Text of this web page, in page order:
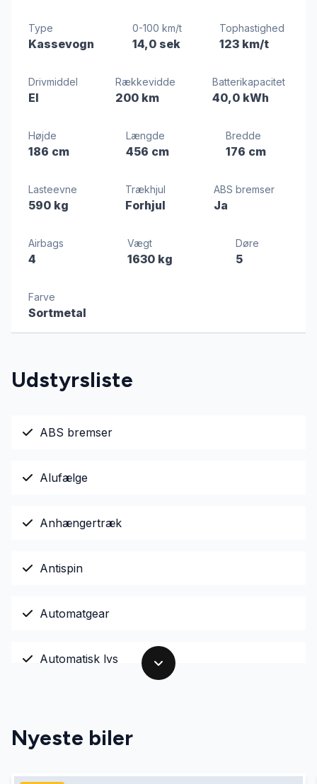
Type
Kassevogn
0-100 km/t
14,0 sek
Tophastighed
123 km/t
Drivmiddel
El
Rækkevidde
200 km
Batterikapacitet
40,0 kWh
Højde
186 cm
Længde
456 cm
Bredde
176 cm
Lasteevne
590 kg
Trækhjul
Forhjul
ABS bremser
Ja
Airbags
4
Vægt
1630 kg
Døre
5
Farve
Sortmetal
Udstyrsliste
ABS bremser
Alufælge
Anhængertræk
Antispin
Automatgear
Automatisk lys
Digitalt cockpit
Nyeste biler